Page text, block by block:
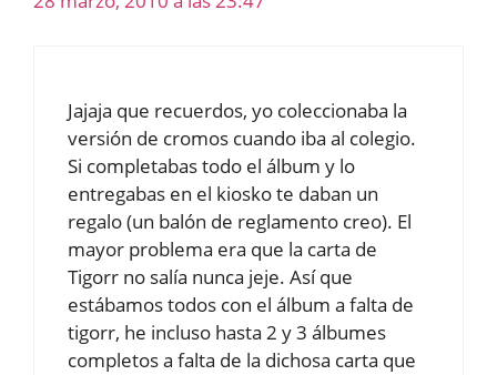
Jajaja que recuerdos, yo coleccionaba la
versión de cromos cuando iba al colegio.
Si completabas todo el álbum y lo
entregabas en el kiosko te daban un
regalo (un balón de reglamento creo). El
mayor problema era que la carta de
Tigorr no salía nunca jeje. Así que
estábamos todos con el álbum a falta de
tigorr, he incluso hasta 2 y 3 álbumes
completos a falta de la dichosa carta que